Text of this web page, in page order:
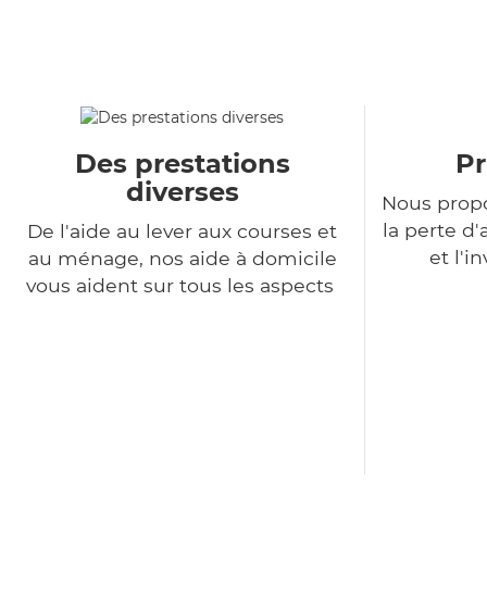
Des prestations
diverses
De l'aide au lever aux courses et
au ménage, nos aide à domicile
vous aident sur tous les aspects
Nous
la perte
et